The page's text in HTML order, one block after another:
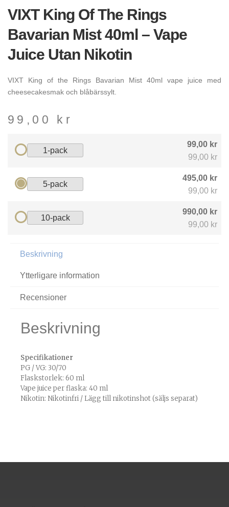
VIXT King Of The Rings
Bavarian Mist 40ml – Vape
Juice Utan Nikotin
VIXT King of the Rings Bavarian Mist 40ml vape juice med
cheesecakesmak och blåbärssylt.
99,00 kr
1-pack
99,00 kr
99,00 kr
5-pack
495,00 kr
99,00 kr
10-pack
990,00 kr
99,00 kr
Beskrivning
Ytterligare information
Recensioner
Beskrivning
Specifikationer
PG / VG: 30/70
Flaskstorlek: 60 ml
Vape juice per flaska: 40 ml
Nikotin: Nikotinfri / Lägg till nikotinshot (säljs separat)